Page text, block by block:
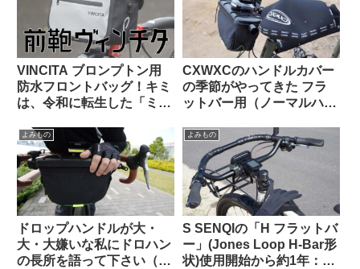
VINCITA ブロンプトン用
防水フロントバッグ！キミ
は、令和に転生した「ミニ
CXWXCのハンドルカバー
の季節がやってきた フラ
ットバー用（ノーマルハン
で使ってみた
よみもの
ドロップハンドルが大・
大・大嫌いな私にドロハン
の長所を語って下さい（海
よみもの
S SENQIの「H フラットバ
ー」(Jones Loop H-Bar形
状)使用開始から約1年：両